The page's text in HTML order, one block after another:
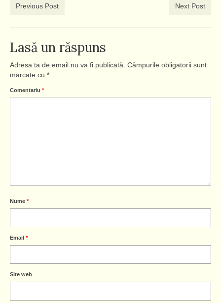
Previous Post Next Post
Lasă un răspuns
Adresa ta de email nu va fi publicată. Câmpurile obligatorii sunt
marcate cu *
Comentariu *
Nume *
Email *
Site web